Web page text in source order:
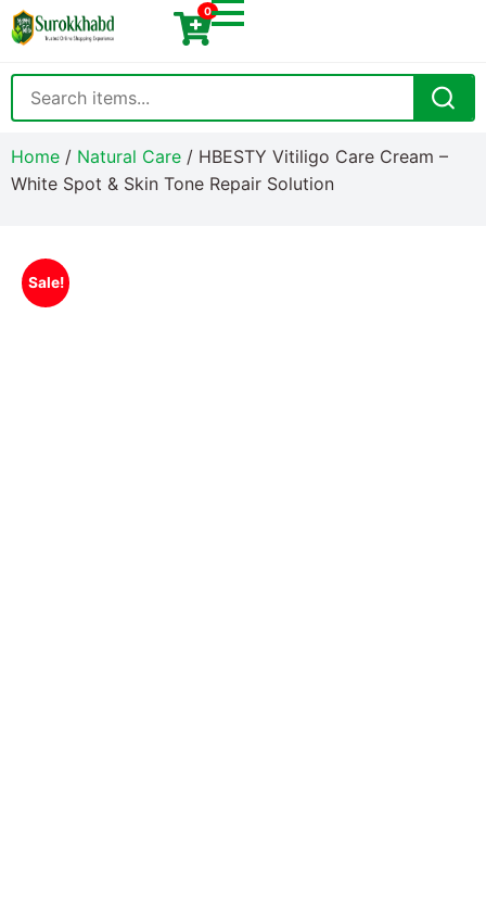
0
Home / Natural Care / HBESTY Vitiligo Care Cream –
White Spot & Skin Tone Repair Solution
Sale!